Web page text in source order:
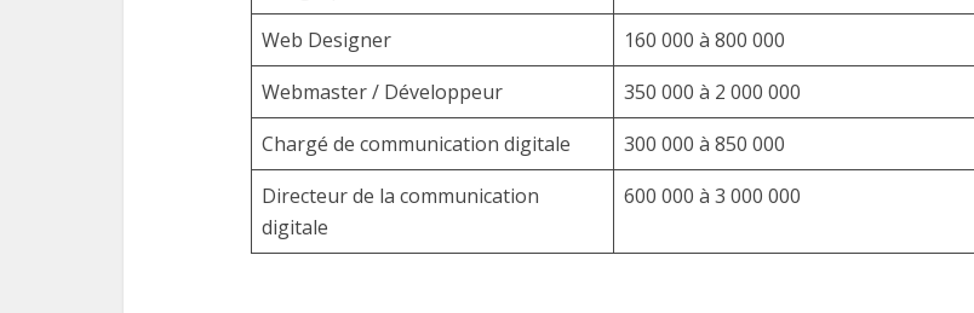
Web Designer
160 000 à 800 000
Webmaster / Développeur
350 000 à 2 000 000
Chargé de communication digitale
300 000 à 850 000
Directeur de la communication
digitale
600 000 à 3 000 000